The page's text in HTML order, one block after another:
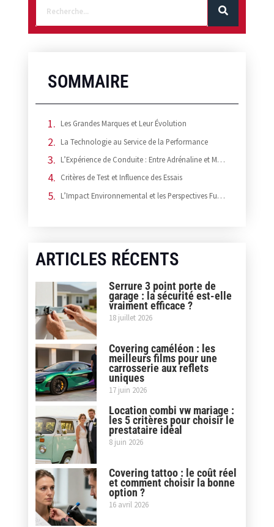
SOMMAIRE
Les Grandes Marques et Leur Évolution
La Technologie au Service de la Performance
L’Expérience de Conduite : Entre Adrénaline et Maîtrise
Critères de Test et Influence des Essais
L’Impact Environnemental et les Perspectives Futures
ARTICLES RÉCENTS
Serrure 3 point porte de
garage : la sécurité est-elle
vraiment efficace ?
18 juillet 2026
Covering caméléon : les
meilleurs films pour une
carrosserie aux reflets
uniques
17 juin 2026
Location combi vw mariage :
les 5 critères pour choisir le
prestataire idéal
8 juin 2026
Covering tattoo : le coût réel
et comment choisir la bonne
option ?
16 avril 2026